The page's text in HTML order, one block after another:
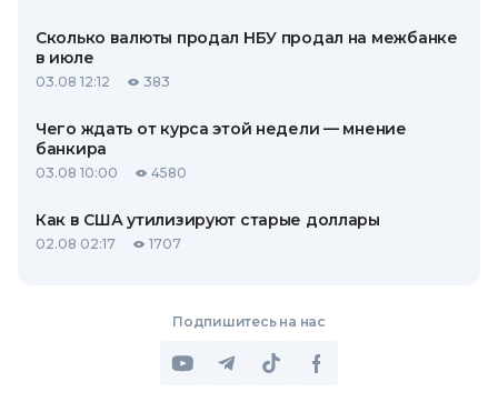
Сколько валюты продал НБУ продал на межбанке
в июле
03.08 12:12 383
Чего ждать от курса этой недели — мнение
банкира
03.08 10:00 4580
Как в США утилизируют старые доллары
02.08 02:17 1707
Подпишитесь на нас